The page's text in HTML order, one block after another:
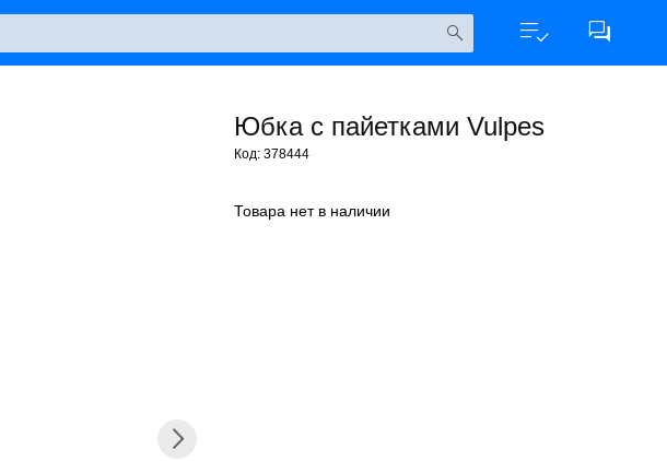
Юбка с пайетками Vulpes
Код: 378444
Товара нет в наличии